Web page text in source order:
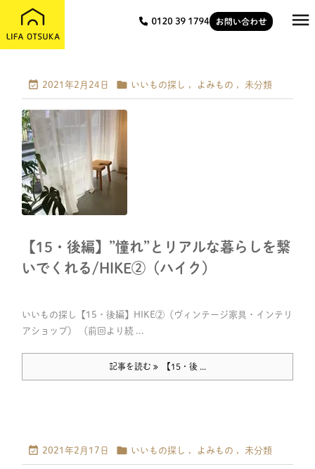

 2021年2月24日  いいもの探し , よみもの , 未分類
【15・後編】”憧れ”とリアルな暮らしを繋
いでくれる/HIKE②（ハイク）
いいもの探し【15・後編】HIKE②（ヴィンテージ家具・インテリ
アショップ） （前回より続 ...
記事を読む 【15・後 ...
 2021年2月17日  いいもの探し , よみもの , 未分類